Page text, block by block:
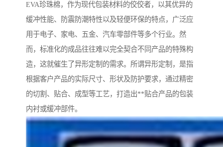
EVA珍珠棉，作为现代包装材料的佼佼者，以其优异的
缓冲性能、防震防潮特性以及轻便环保的特点，广泛应
用于电子、家电、五金、汽车零部件等多个行业。然
而，标准化的成品往往难以完全契合不同产品的特殊构
造，这就催生了异形定制的需求。所谓异形定制，是指
根据客户产品的实际尺寸、形状及防护要求，通过精密
的切割、贴合、成型等工艺，打造出**贴合产品的包装
内衬或缓冲部件。